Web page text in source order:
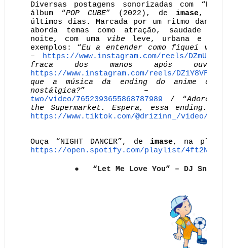
Diversas postagens sonorizadas com
álbum “POP CUBE” (2022), deimase, se
últimos dias. Marcada por um ritmo
aborda temas como atração, saudade e
noite, com uma vibeleve, urbana e
exemplos: “Eu a entender como fiquei
– https://www.instagram.com/reels/
fraca dos manos após
https://www.instagram.com/reels/
que a música da ending do anime do
nostálgica?” –
two/video/7652393655868787989 / “Adorei
the Supermarket. Espera, essa ending...
https://www.tiktok.com/@drizinn_/video/
Ouça “NIGHT DANCER”, de imase, na
https://open.spotify.com/playlist/
● “Let Me Love You” – DJ